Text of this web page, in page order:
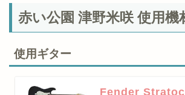
赤い公園 津野米咲 使用機
使用ギター
Fender